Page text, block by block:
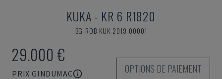
KUKA- KR 6 R1820
BG-ROB-KUK-2019-00001
29.000 €
PRIX GINDUMAC
OPTIONS DE PAIEMENT